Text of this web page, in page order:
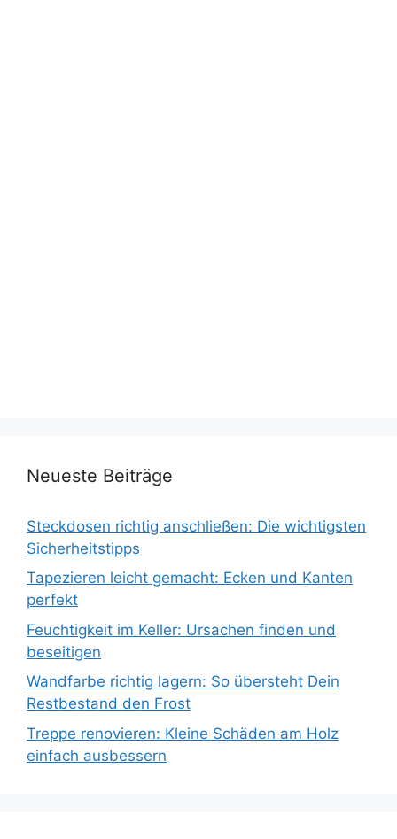
Neueste Beiträge
Steckdosen richtig anschließen: Die wichtigsten
Sicherheitstipps
Tapezieren leicht gemacht: Ecken und Kanten
perfekt
Feuchtigkeit im Keller: Ursachen finden und
beseitigen
Wandfarbe richtig lagern: So übersteht Dein
Restbestand den Frost
Treppe renovieren: Kleine Schäden am Holz
einfach ausbessern